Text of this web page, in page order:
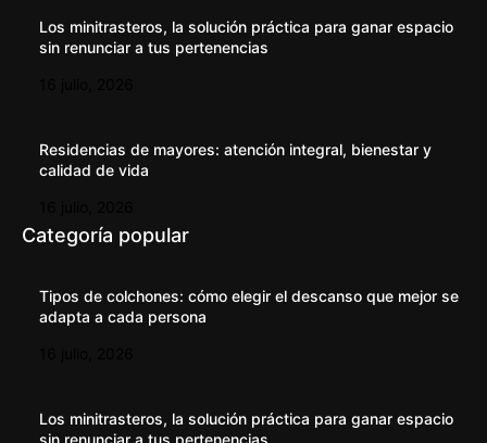
Los minitrasteros, la solución práctica para ganar espacio
sin renunciar a tus pertenencias
Residencias de mayores: atención integral, bienestar y
calidad de vida
Categoría popular
Tipos de colchones: cómo elegir el descanso que mejor se
adapta a cada persona
Los minitrasteros, la solución práctica para ganar espacio
sin renunciar a tus pertenencias